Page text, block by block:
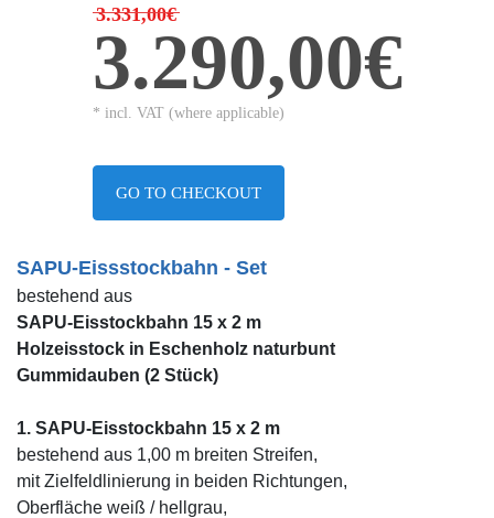
3.331,00€
3.290,00€
* incl. VAT (where applicable)
GO TO CHECKOUT
SAPU-Eissstockbahn - Set
bestehend aus
SAPU-Eisstockbahn 15 x 2 m
Holzeisstock in Eschenholz naturbunt
Gummidauben (2 Stück)
1. SAPU-Eisstockbahn 15 x 2 m
bestehend aus 1,00 m breiten Streifen,
mit Zielfeldlinierung in beiden Richtungen,
Oberfläche weiß / hellgrau,